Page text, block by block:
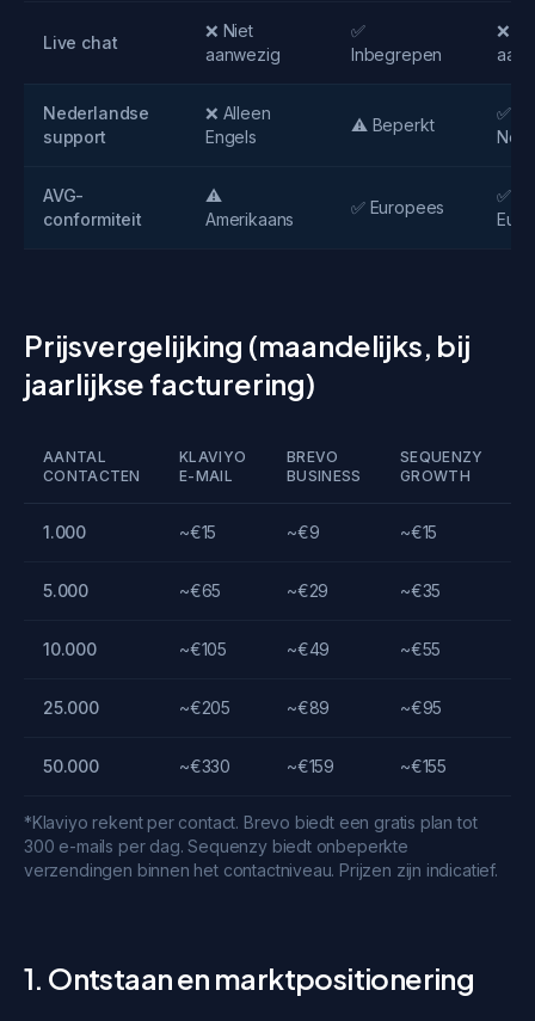
Live chat
❌ Niet
aanwezig
✅
Inbegrepen
❌
Nederlandse
support
❌ Alleen
Engels
⚠️ Beperkt
✅
AVG-
conformiteit
⚠️
Amerikaans
✅ Europees
✅
Prijsvergelijking (maandelijks, bij
jaarlijkse facturering)
AANTAL
CONTACTEN
KLAVIYO
E-MAIL
BREVO
BUSINESS
SEQUENZY
GROWTH
1.000 ~€15 ~€9 ~€15
5.000 ~€65 ~€29 ~€35
10.000 ~€105 ~€49 ~€55
25.000 ~€205 ~€89 ~€95
50.000 ~€330 ~€159 ~€155
*Klaviyo rekent per contact. Brevo biedt een gratis plan tot
300 e-mails per dag. Sequenzy biedt onbeperkte
verzendingen binnen het contactniveau. Prijzen zijn indicatief.
1. Ontstaan en marktpositionering